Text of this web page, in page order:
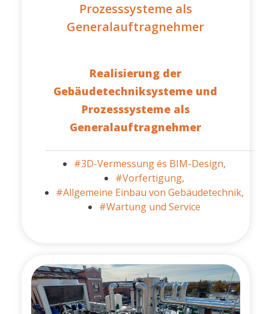
Prozesssysteme als
Generalauftragnehmer
Realisierung der
Gebäudetechniksysteme und
Prozesssysteme als
Generalauftragnehmer
#3D-Vermessung és BIM-Design,
#Vorfertigung,
#Allgemeine Einbau von Gebäudetechnik,
#Wartung und Service